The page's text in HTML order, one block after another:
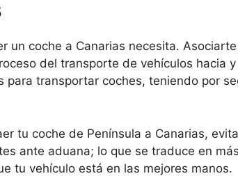
un coche a Canarias necesita.
del transporte de vehículos hacia
transportar coches, teniendo por
tu coche de Península a Canarias,
ante aduana; lo que se traduce en
tu vehículo está en las mejores manos.